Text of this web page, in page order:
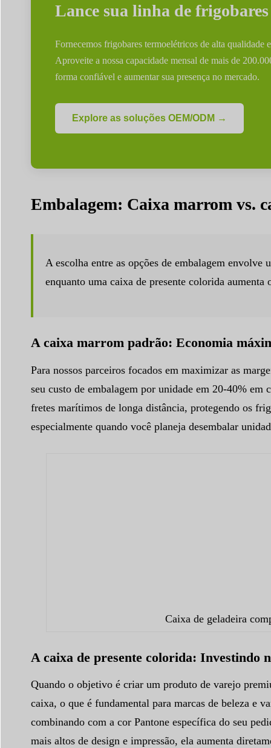
Lance sua linha de
Fornecemos frigobares termoelétricos de alta qualidade
Aproveite a nossa capacidade mensal de mais de
forma confiável e aumentar sua presença no mercado.
Explore as soluções OEM/ODM →
Embalagem: Caixa marrom vs.
A escolha entre as opções de embalagem
enquanto uma caixa de presente colorida
A caixa marrom padrão: Economia
Para nossos parceiros focados em maximizar as
seu custo de embalagem por unidade em 20-40% em
fretes marítimos de longa distância, protegendo os
especialmente quando você planeja desembalar
Caixa de geladeira
A caixa de presente colorida: Investindo
Quando o objetivo é criar um produto de varejo
caixa, o que é fundamental para marcas de beleza e
combinando com a cor Pantone específica do seu
mais altos de design e impressão, ela aumenta